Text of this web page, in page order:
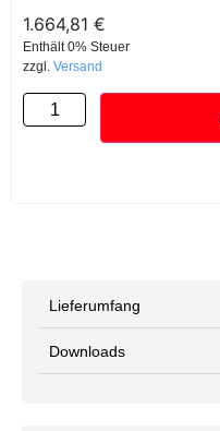
1.664,81 €
Enthält 0% Steuer
zzgl. Versand
Lieferumfang
Downloads